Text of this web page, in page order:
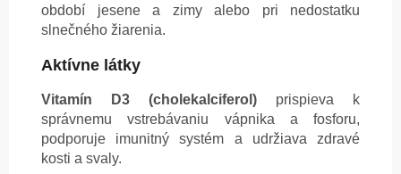
období jesene a zimy alebo pri nedostatku
slnečného žiarenia.
Aktívne látky
Vitamín D3 (cholekalciferol) prispieva k
správnemu vstrebávaniu vápnika a fosforu,
podporuje imunitný systém a udržiava zdravé
kosti a svaly.